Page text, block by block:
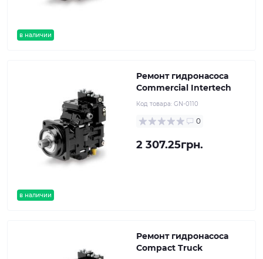
в наличии
в наличии
Ремонт гидронасоса
Commercial Intertech
Код товара: GN-0110
0
2 307.25грн.
Ремонт гидронасоса
Compact Truck